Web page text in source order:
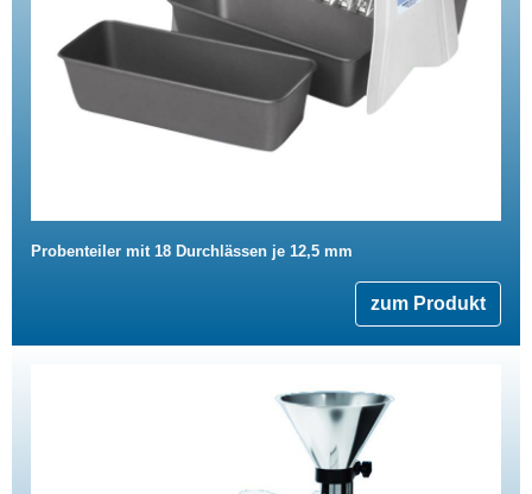
Probenteiler mit 18 Durchlässen je 12,5 mm
zum Produkt